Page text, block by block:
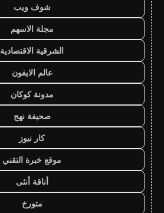
شوف ويب
مجلة الاسهم
الشرقية الاقتصادية
عالم الايفون
مدونة كوكان
صحيفة نهج
كار نيوز
موقع خبرة التقني
أناقة أنثى
متورخ